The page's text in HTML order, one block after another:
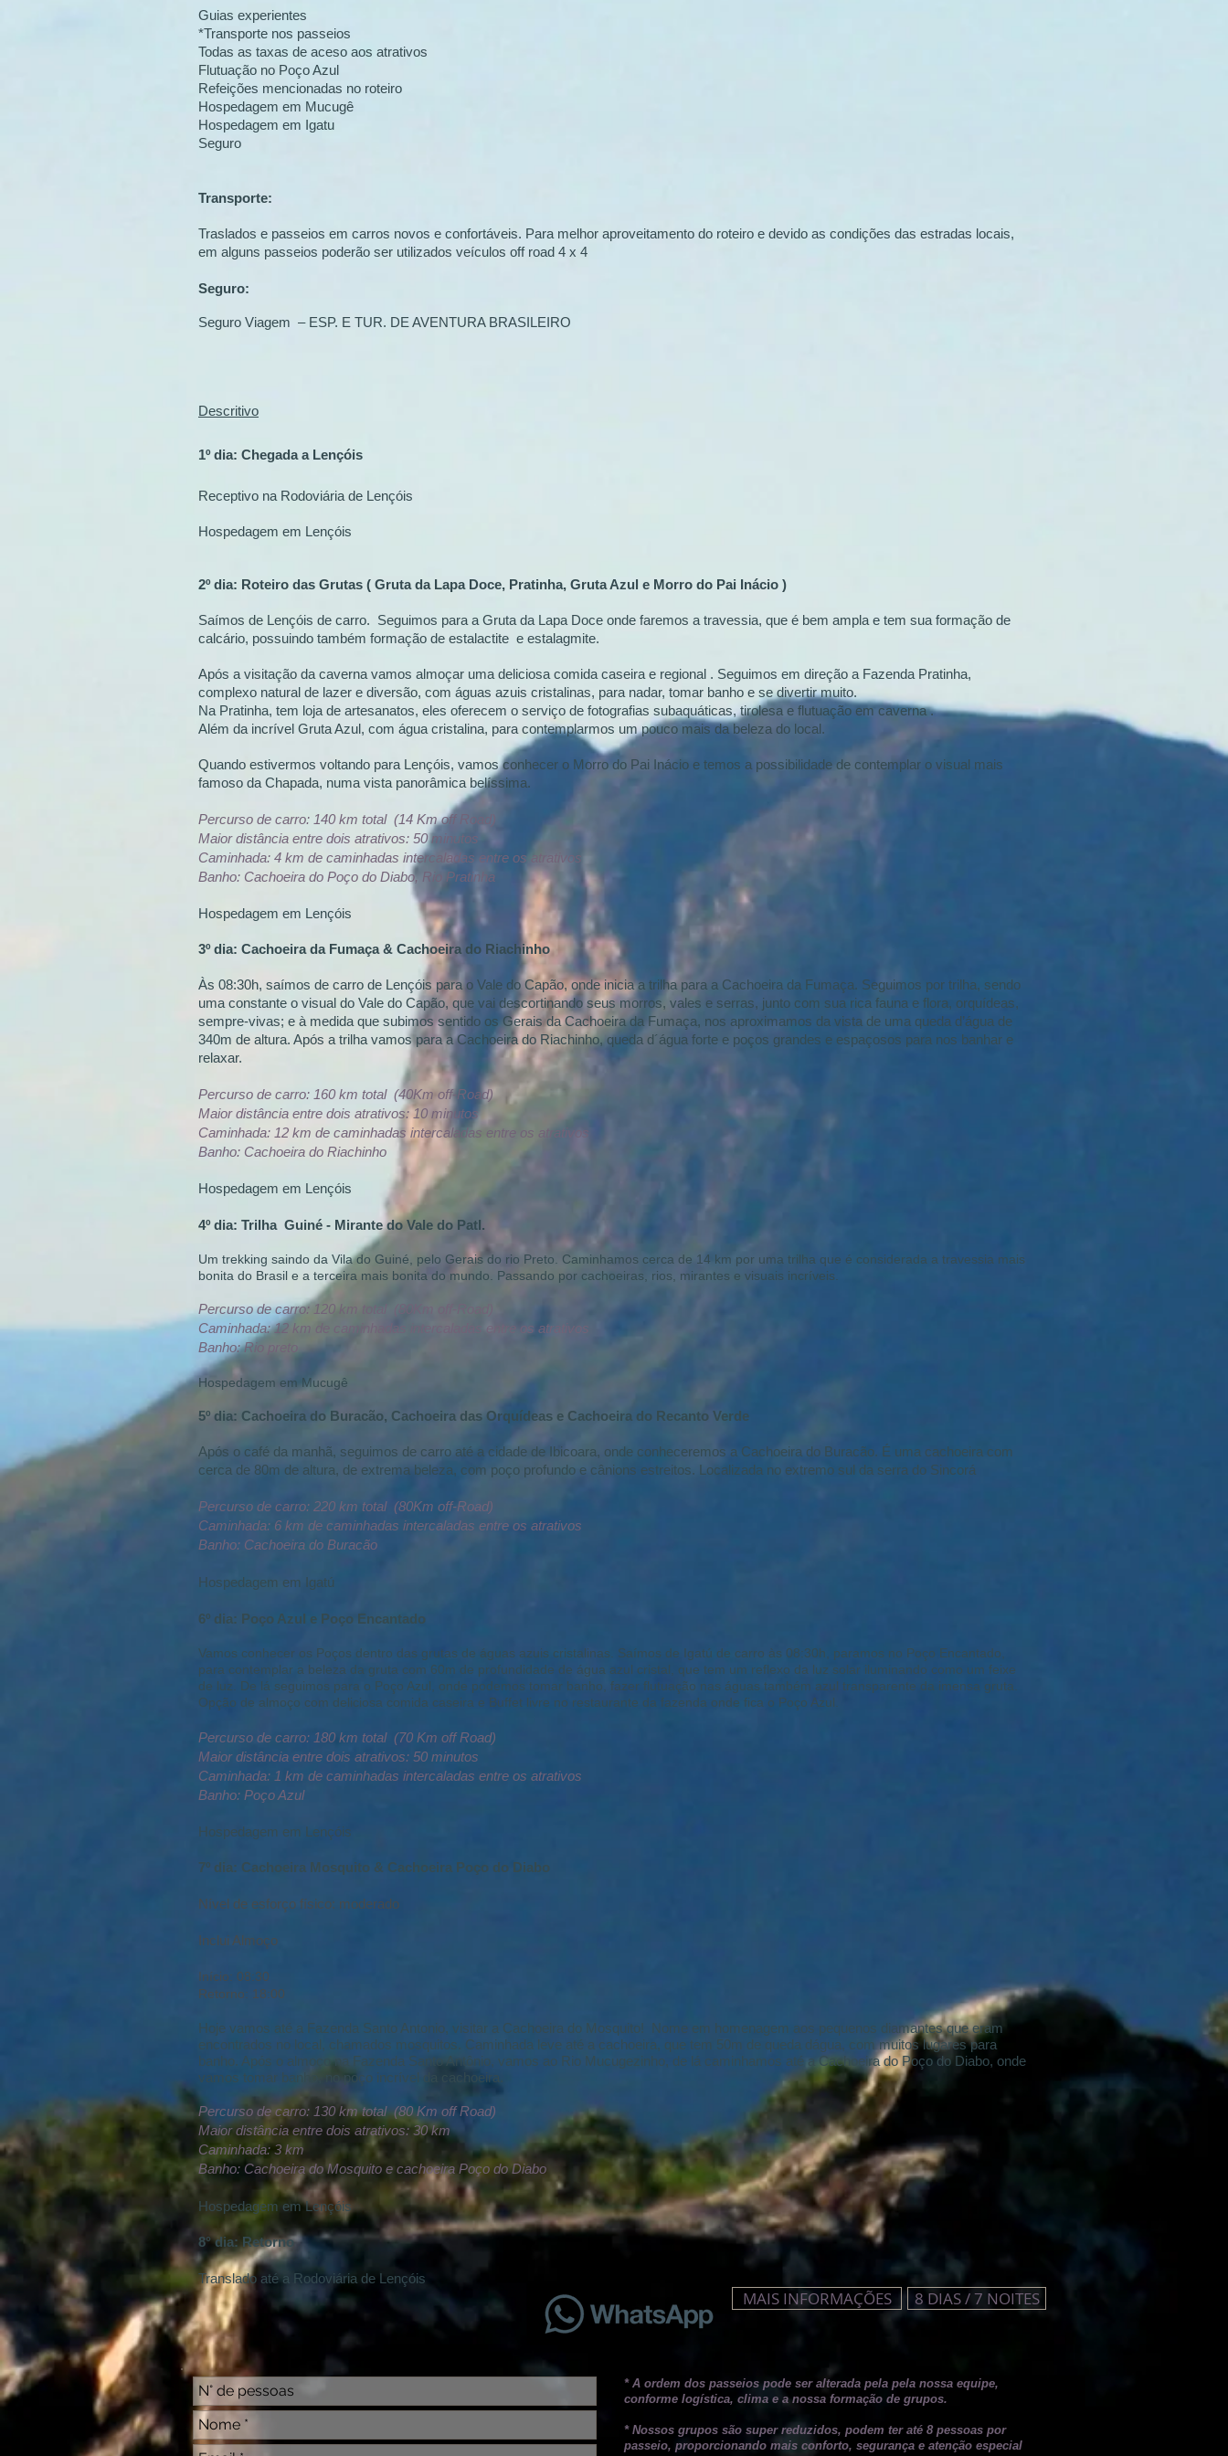
Guias experientes
*Transporte nos passeios
Todas as taxas de aceso aos atrativos
Flutuação no Poço Azul
Refeições mencionadas no roteiro
Hospedagem em Mucugê
Hospedagem em Igatu
Seguro
Transporte:
Traslados e passeios em carros novos e confortáveis. Para melhor aproveitamento do roteiro e devido as condições das estradas locais,
em alguns passeios poderão ser utilizados veículos off road 4 x 4
Seguro:
Seguro Viagem – ESP. E TUR. DE AVENTURA BRASILEIRO
Descritivo
1º dia: Chegada a Lençóis
Receptivo na Rodoviária de Lençóis
Hospedagem em Lençóis
2º dia: Roteiro das Grutas ( Gruta da Lapa Doce, Pratinha, Gruta Azul e Morro do Pai Inácio )
Saímos de Lençóis de carro. Seguimos para a Gruta da Lapa Doce onde faremos a travessia, que é bem ampla e tem sua formação de
calcário, possuindo também formação de estalactite e estalagmite.
Após a visitação da caverna vamos almoçar uma deliciosa comida caseira e regional . Seguimos em direção a Fazenda Pratinha,
complexo natural de lazer e diversão, com águas azuis cristalinas, para nadar, tomar banho e se divertir muito.
Na Pratinha, tem loja de artesanatos, eles oferecem o serviço de fotografias subaquáticas, tirolesa e flutuação em caverna .
Além da incrível Gruta Azul, com água cristalina, para contemplarmos um pouco mais da beleza do local.
Quando estivermos voltando para Lençóis, vamos conhecer o Morro do Pai Inácio e temos a possibilidade de contemplar o visual mais
famoso da Chapada, numa vista panorâmica belíssima.
Percurso de carro: 140 km total (14 Km off Road)
Maior distância entre dois atrativos: 50 minutos
Caminhada: 4 km de caminhadas intercaladas entre os atrativos
Banho: Cachoeira do Poço do Diabo, Rio Pratinha
Hospedagem em Lençóis
3º dia: Cachoeira da Fumaça & Cachoeira do Riachinho
Às 08:30h, saímos de carro de Lençóis para o Vale do Capão, onde inicia a trilha para a Cachoeira da Fumaça. Seguimos por trilha, sendo
uma constante o visual do Vale do Capão, que vai descortinando seus morros, vales e serras, junto com sua rica fauna e flora, orquídeas,
sempre-vivas; e à medida que subimos sentido os Gerais da Cachoeira da Fumaça, nos aproximamos da vista de uma queda d’água de
340m de altura. Após a trilha vamos para a Cachoeira do Riachinho, queda d´água forte e poços grandes e espaçosos para nos banhar e
relaxar.
Percurso de carro: 160 km total (40Km off-Road)
Maior distância entre dois atrativos: 10 minutos
Caminhada: 12 km de caminhadas intercaladas entre os atrativos
Banho: Cachoeira do Riachinho
Hospedagem em Lençóis
4º dia: Trilha Guiné - Mirante do Vale do PatI.
Um trekking saindo da Vila do Guiné, pelo Gerais do rio Preto. Caminhamos cerca de 14 km por uma trilha que é considerada a travessia mais
bonita do Brasil e a terceira mais bonita do mundo. Passando por cachoeiras, rios, mirantes e visuais incríveis.
Percurso de carro: 120 km total (80Km off-Road)
Caminhada: 12 km de caminhadas intercaladas entre os atrativos
Banho: Rio preto
Hospedagem em Mucugê
5º dia: Cachoeira do Buracão, Cachoeira das Orquídeas e Cachoeira do Recanto Verde
Após o café da manhã, seguimos de carro até a cidade de Ibicoara, onde conheceremos a Cachoeira do Buracão. É uma cachoeira com
cerca de 80m de altura, de extrema beleza, com poço profundo e cânions estreitos. Localizada no extremo sul da serra do Sincorá
Percurso de carro: 220 km total (80Km off-Road)
Caminhada: 6 km de caminhadas intercaladas entre os atrativos
Banho: Cachoeira do Buracão
Hospedagem em Igatú
6º dia: Poço Azul e Poço Encantado
Vamos conhecer os Poços dentro das grutas de águas azuis cristalinas. Saímos de Igatú de carro às 08:30h, paramos no Poço Encantado,
para contemplar a beleza da gruta com 60m de profundidade de água azul cristal, que tem um reflexo da luz solar iluminando como um feixe
de luz. De lá seguimos para o Poço Azul, onde podemos tomar banho, fazer flutuação nas águas também azul transparente da imensa gruta.
Opção de almoço com deliciosa comida caseira e Buffet livre no restaurante da fazenda onde fica o Poço Azul.
Percurso de carro: 180 km total (70 Km off Road)
Maior distância entre dois atrativos: 50 minutos
Caminhada: 1 km de caminhadas intercaladas entre os atrativos
Banho: Poço Azul
Hospedagem em Lençóis
7º dia: Cachoeira Mosquito & Cachoeira Poço do Diabo
Nível de esforço físico: moderado
Inclui Almoço
Início: 08:30
Retorno: 18:00
Hoje vamos até a Fazenda Santo Antonio, visitar a Cachoeira do Mosquito! Nome em homenagem aos pequenos diamantes que eram
encontrados no local, chamados mosquitos. Caminhada leve até a cachoeira, que tem 50m de queda dágua, com muitos lugares para
banho. Após o almoço na Fazenda Santo Antônio, vamos ao Rio Mucugezinho, de lá caminhamos até a Cachoeira do Poço do Diabo, onde
vamos tomar banho, no poço incrível da cachoeira.
Percurso de carro: 130 km total (80 Km off Road)
Maior distância entre dois atrativos: 30 km
Caminhada: 3 km
Banho: Cachoeira do Mosquito e cachoeira Poço do Diabo
Hospedagem em Lençóis
8° dia: Retorno
Translado até a Rodoviária de Lençóis
MAIS INFORMAÇÕES 8 DIAS / 7 NOITES
* A ordem dos passeios pode ser alterada pela pela nossa equipe,
conforme logística, clima e a nossa formação de grupos.
* Nossos grupos são super reduzidos, podem ter até 8 pessoas por
passeio, proporcionando mais conforto, segurança e atenção especial